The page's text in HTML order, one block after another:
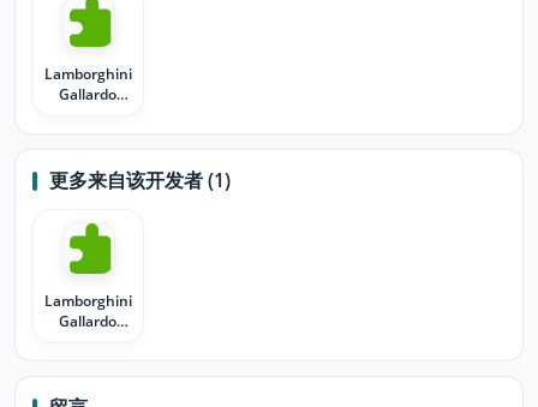
Lamborghini
Gallardo
更多来自该开发者 (1)
Lamborghini
Gallardo